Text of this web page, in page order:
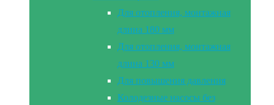
Для отопления, монтажная
длина 180 мм
Для отопления, монтажная
длина 130 мм
Для повышения давления
Колодезные насосы без